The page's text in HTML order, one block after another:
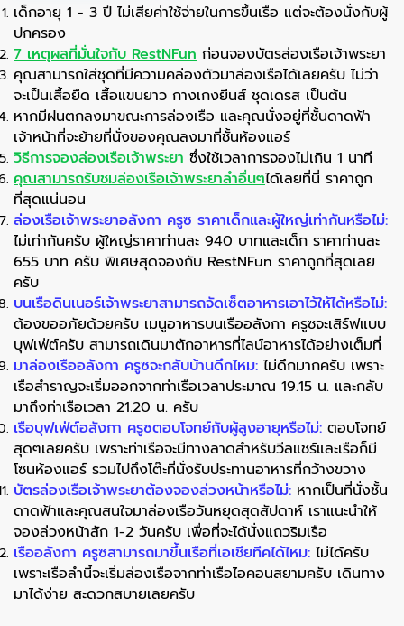
เด็กอายุ 1 - 3 ปี ไม่เสียค่าใช้จ่ายในการขึ้นเรือ แต่จะต้องนั่งกับผู้
ปกครอง
7 เหตุผลที่มั่นใจกับ RestNFun ก่อนจองบัตรล่องเรือเจ้าพระยา
คุณสามารถใส่ชุดที่มีความคล่องตัวมาล่องเรือได้เลยครับ ไม่ว่า
จะเป็นเสื้อยืด เสื้อแขนยาว กางเกงยีนส์ ชุดเดรส เป็นต้น
หากมีฝนตกลงมาขณะการล่องเรือ และคุณนั่งอยู่ที่ชั้นดาดฟ้า
เจ้าหน้าที่จะย้ายที่นั่งของคุณลงมาที่ชั้นห้องแอร์
วิธีการจองล่องเรือเจ้าพระยา ซึ่งใช้เวลาการจองไม่เกิน 1 นาที
คุณสามารถรับชมล่องเรือเจ้าพระยาลำอื่นๆได้เลยที่นี่ ราคาถูก
ที่สุดแน่นอน
ล่องเรือเจ้าพระยาอลังกา ครูซ ราคาเด็กและผู้ใหญ่เท่ากันหรือไม่:
ไม่เท่ากันครับ ผู้ใหญ่ราคาท่านละ 940 บาทและเด็ก ราคาท่านละ
655 บาท ครับ พิเศษสุดจองกับ RestNFun ราคาถูกที่สุดเลย
ครับ
บนเรือดินเนอร์เจ้าพระยาสามารถจัดเซ็ตอาหารเอาไว้ให้ได้หรือไม่:
ต้องขออภัยด้วยครับ เมนูอาหารบนเรืออลังกา ครูซจะเสิร์ฟแบบ
บุฟเฟ่ต์ครับ สามารถเดินมาตักอาหารที่ไลน์อาหารได้อย่างเต็มที่
มาล่องเรืออลังกา ครูซจะกลับบ้านดึกไหม: ไม่ดึกมากครับ เพราะ
เรือสำราญจะเริ่มออกจากท่าเรือเวลาประมาณ 19.15 น. และกลับ
มาถึงท่าเรือเวลา 21.20 น. ครับ
เรือบุฟเฟ่ต์อลังกา ครูซตอบโจทย์กับผู้สูงอายุหรือไม่: ตอบโจทย์
สุดๆเลยครับ เพราะท่าเรือจะมีทางลาดสำหรับวีลแชร์และเรือก็มี
โซนห้องแอร์ รวมไปถึงโต๊ะที่นั่งรับประทานอาหารที่กว้างขวาง
บัตรล่องเรือเจ้าพระยาต้องจองล่วงหน้าหรือไม่: หากเป็นที่นั่งชั้น
ดาดฟ้าและคุณสนใจมาล่องเรือวันหยุดสุดสัปดาห์ เราแนะนำให้
จองล่วงหน้าสัก 1-2 วันครับ เพื่อที่จะได้นั่งแถวริมเรือ
เรืออลังกา ครูซสามารถมาขึ้นเรือที่เอเชียทีคได้ไหม: ไม่ได้ครับ
เพราะเรือลำนี้จะเริ่มล่องเรือจากท่าเรือไอคอนสยามครับ เดินทาง
มาได้ง่าย สะดวกสบายเลยครับ